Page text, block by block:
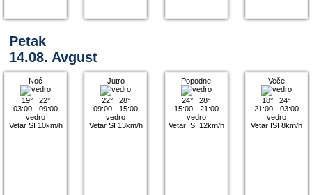
Petak
14.08. Avgust
Noć
19°| 22°
03:00 - 09:00
vedro
Vetar SI 10km/h
Jutro
22°| 28°
09:00 - 15:00
vedro
Vetar SI 13km/h
Popodne
24° |28°
15:00 - 21:00
vedro
Vetar ISI 12km/h
Veče
18° |24°
21:00 - 03:00
vedro
Vetar ISI 8km/h